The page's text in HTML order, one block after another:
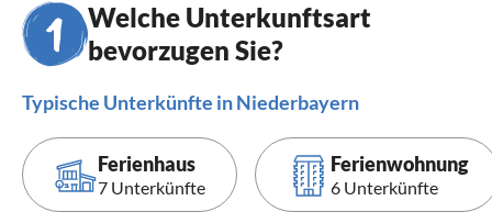
Welche Unterkunftsart
bevorzugen Sie?
Typische Unterkünfte in Niederbayern
Ferienhaus
7 Unterkünfte
Ferienwohnung
6 Unterkünfte